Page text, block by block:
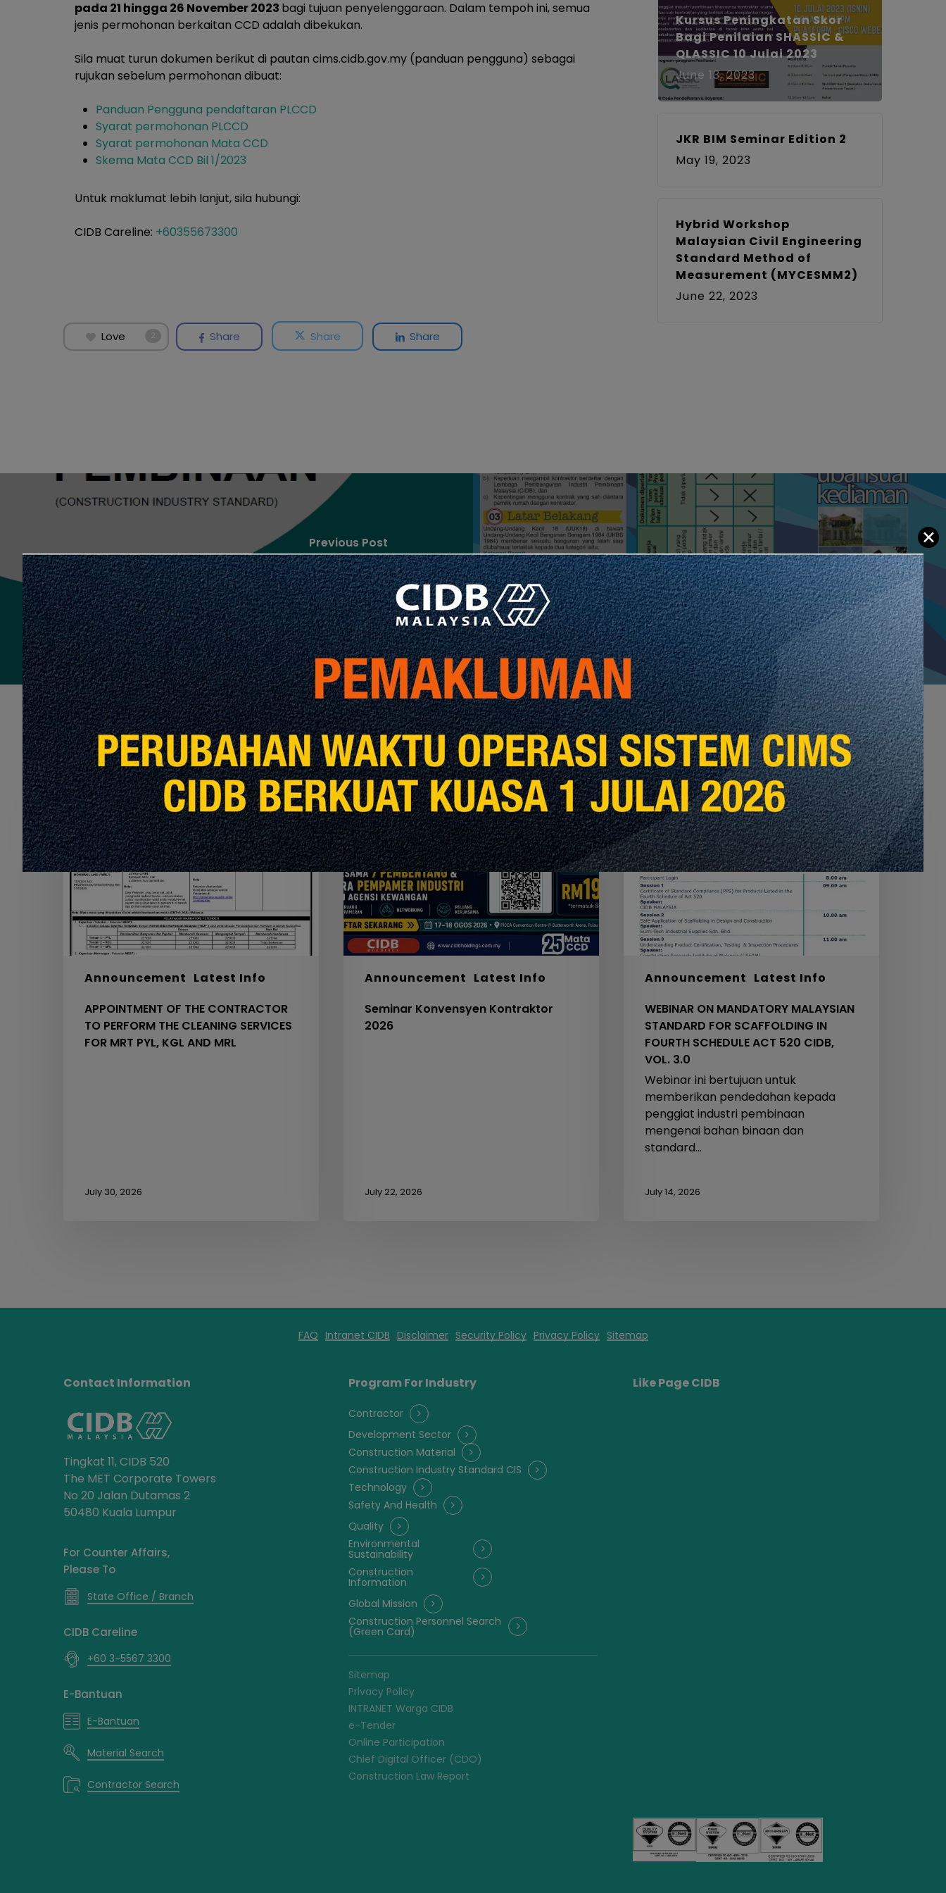
pada 21 hingga 26 November 2023 bagi tujuan penyelenggaraan. Dalam tempoh ini, semua
jenis permohonan berkaitan CCD adalah dibekukan.
Sila muat turun dokumen berikut di pautan cims.cidb.gov.my (panduan pengguna) sebagai
rujukan sebelum permohonan dibuat:
Panduan Pengguna pendaftaran PLCCD
Syarat permohonan PLCCD
Syarat permohonan Mata CCD
Skema Mata CCD Bil 1/2023
Untuk maklumat lebih lanjut, sila hubungi:
CIDB Careline: +60355673300
Love 2 Share Share Share
Kursus Peningkatan Skor
Bagi Penilaian SHASSIC &
QLASSIC 10 Julai 2023
June 13, 2023
JKR BIM Seminar Edition 2
May 19, 2023
Hybrid Workshop
Malaysian Civil Engineering
Standard Method of
Measurement (MYCESMM2)
June 22, 2023
Previous Post
Ulasan Umum Bagi Draf Standard Industri
Pembinaan (CIS) : Flood Risk Assessment
In Malaysia
Next Post
Panduan Ubahsuai Kediaman
Recommended For You
Announcement Latest Info
APPOINTMENT
OF
THE
CONTRACTOR
TO
PERFORM
THE
CLEANING
SERVICES
MRT
ANDAPPOINTMENT OF THE CONTRACTOR
TO PERFORM THE CLEANING SERVICES
FOR MRT PYL, KGL AND MRL
July 30, 2026
Announcement Latest Info
Seminar
Konvensyen
Kontraktor
2026
Seminar Konvensyen Kontraktor
2026
July 22, 2026
Announcement Latest Info
WEBINAR
ON
MANDATORY
MALAYSIAN
STANDARD
FOR
SCAFFOLDING
FOURTH
SCHEDULE
ACT
VOL.WEBINAR ON MANDATORY MALAYSIAN
STANDARD FOR SCAFFOLDING IN
FOURTH SCHEDULE ACT 520 CIDB,
VOL. 3.0
Webinar ini bertujuan untuk
memberikan pendedahan kepada
penggiat industri pembinaan
mengenai bahan binaan dan
standard…
July 14, 2026
FAQ Intranet CIDB Disclaimer Security Policy Privacy Policy Sitemap
Contact Information
Tingkat 11, CIDB 520
The MET Corporate Towers
No 20 Jalan Dutamas 2
50480 Kuala Lumpur
For Counter Affairs,
Please To
State Office / Branch
CIDB Careline
+60 3-5567 3300
E-Bantuan
E-Bantuan
Material Search
Contractor Search
Program For Industry
Contractor
Development Sector
Construction Material
Construction Industry Standard CIS
Technology
Safety And Health
Quality
Environmental
Sustainability
Construction
Information
Global Mission
Construction Personnel Search
(Green Card)
Sitemap
Privacy Policy
INTRANET Warga CIDB
e-Tender
Online Participation
Chief Digital Officer (CDO)
Construction Law Report
Like Page CIDB
✕